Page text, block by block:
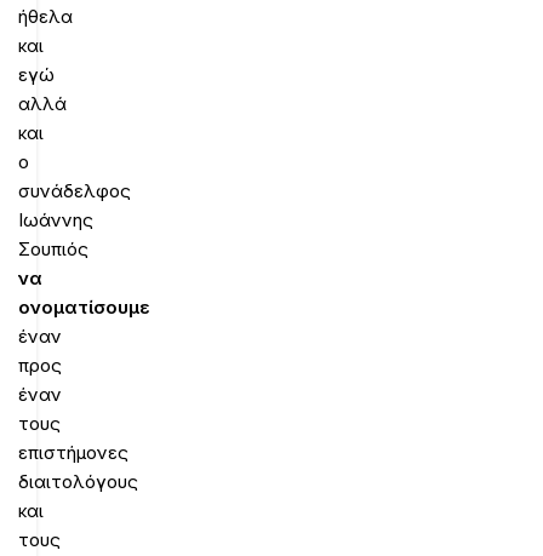
ήθελα
και
εγώ
αλλά
και
ο
συνάδελφος
Ιωάννης
Σουπιός
να
ονοματίσουμε
έναν
προς
έναν
τους
επιστήμονες
διαιτολόγους
και
τους